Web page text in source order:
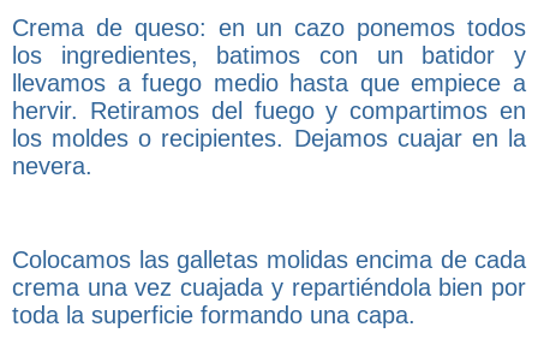
Crema de queso: en un cazo ponemos todos
los ingredientes, batimos con un batidor y
llevamos a fuego medio hasta que empiece a
hervir. Retiramos del fuego y compartimos en
los moldes o recipientes. Dejamos cuajar en la
nevera.
Colocamos las galletas molidas encima de cada
crema una vez cuajada y repartiéndola bien por
toda la superficie formando una capa.